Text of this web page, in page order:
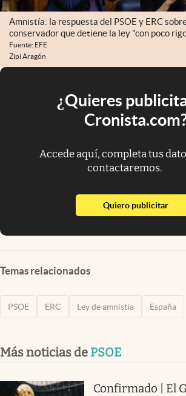
Amnistía: la respuesta del PSOE y ERC
conservador que detiene la ley "con poco
Fuente: EFE
Zipi Aragón
¿Quieres
Accede aquí, completa tus
contactaremos.
Quiero publicitarabre
Temas relacionados
PSOE ERC Ley de amnistía España
Más noticias de PSOE
Confirmado | El